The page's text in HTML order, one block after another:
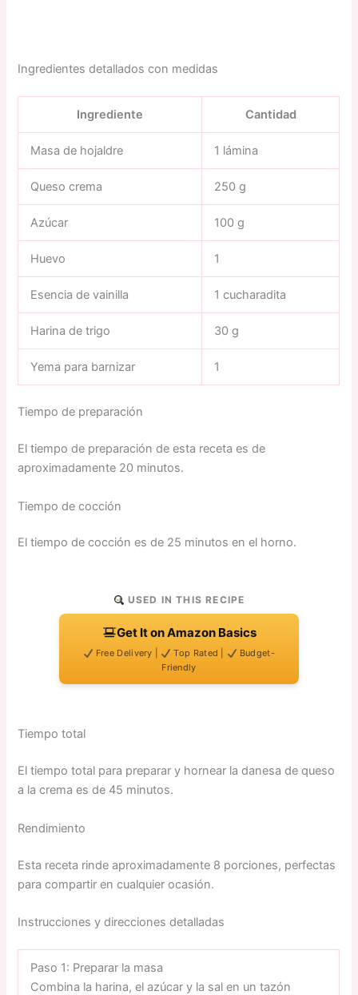
Ingredientes detallados con medidas
Ingrediente Cantidad
Masa de hojaldre 1 lámina
Queso crema 250 g
Azúcar 100 g
Huevo 1
Esencia de vainilla 1 cucharadita
Harina de trigo 30 g
Yema para barnizar 1
Tiempo de preparación
El tiempo de preparación de esta receta es de
aproximadamente 20 minutos.
Tiempo de cocción
El tiempo de cocción es de 25 minutos en el horno.
USED IN THIS RECIPE
Get It on Amazon Basics
Free Delivery | Top Rated |
Budget-
Friendly
Tiempo total
El tiempo total para preparar y hornear la danesa de queso
a la crema es de 45 minutos.
Rendimiento
Esta receta rinde aproximadamente 8 porciones, perfectas
para compartir en cualquier ocasión.
Instrucciones y direcciones detalladas
Paso 1: Preparar la masa
Combina la harina, el azúcar y la sal en un tazón